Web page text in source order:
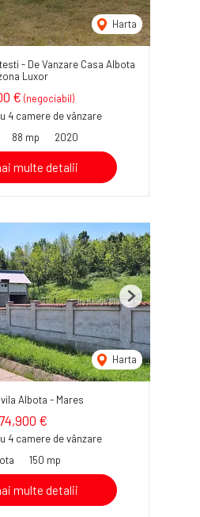
Harta
- De Vanzare Casa Albota
Luxor
€ (negociabil)
4 camere de vânzare
88 mp 2020
multe detalii
Harta
Next
Albota - Mares
74,900 €
4 camere de vânzare
150 mp
multe detalii